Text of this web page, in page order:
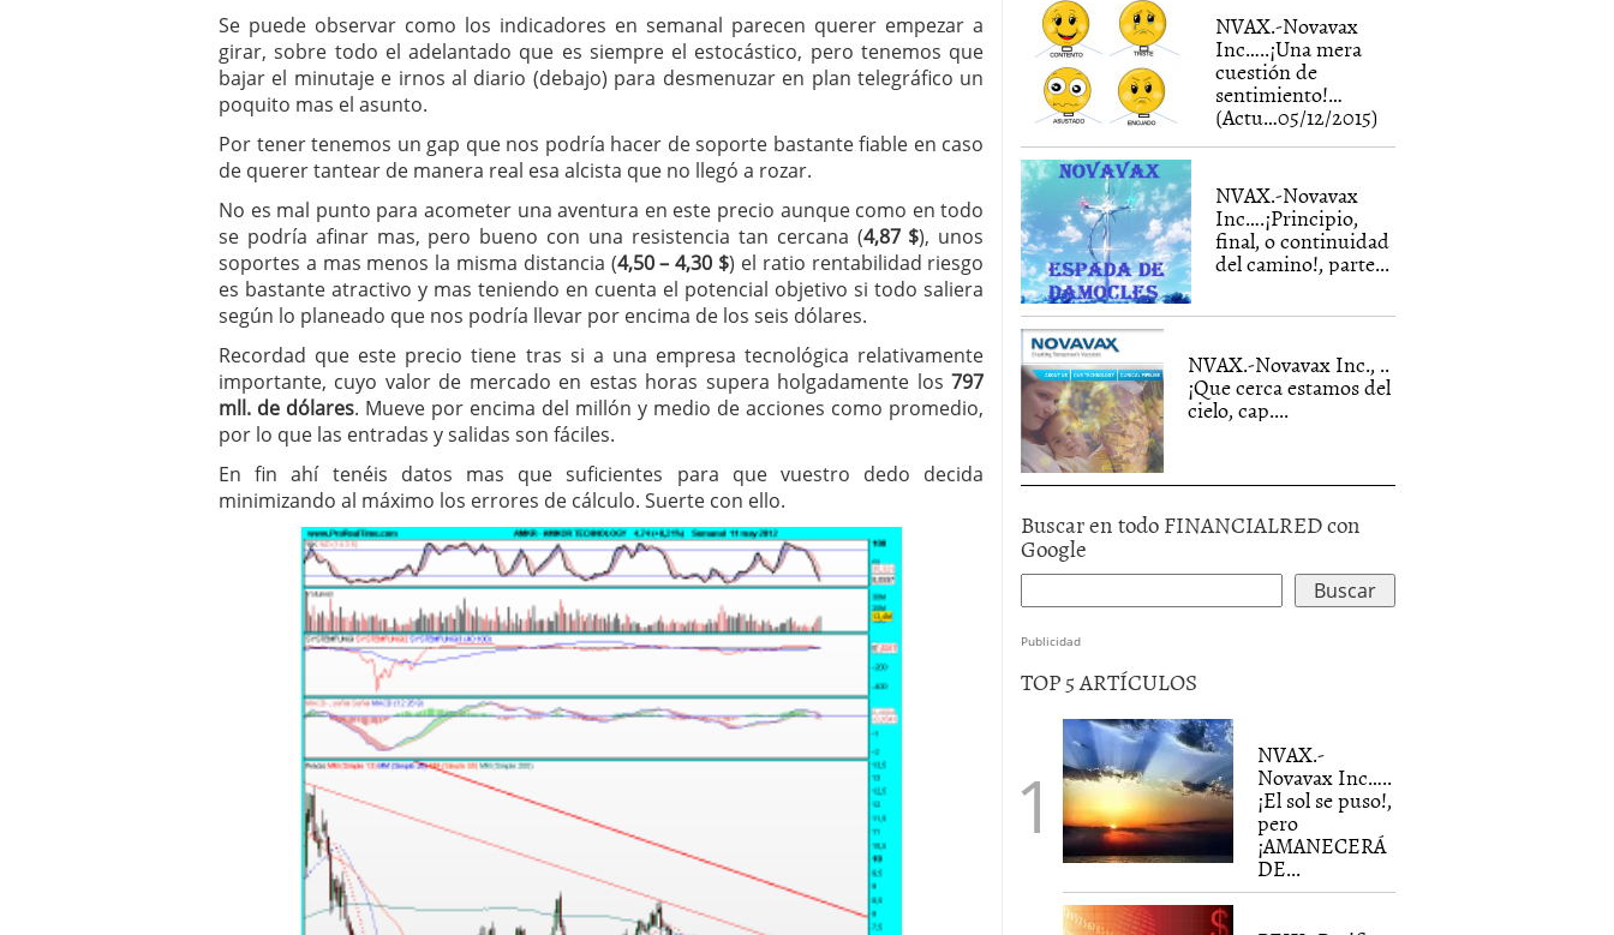
Se puede observar como los indicadores en semanal parecen querer empezar a
girar, sobre todo el adelantado que es siempre el estocástico, pero tenemos que
bajar el minutaje e irnos al diario (debajo) para desmenuzar en plan telegráfico un
poquito mas el asunto.
Por tener tenemos un gap que nos podría hacer de soporte bastante fiable en caso
de querer tantear de manera real esa alcista que no llegó a rozar.
No es mal punto para acometer una aventura en este precio aunque como en todo
se podría afinar mas, pero bueno con una resistencia tan cercana (4,87 $), unos
soportes a mas menos la misma distancia (4,50 – 4,30 $) el ratio rentabilidad riesgo
es bastante atractivo y mas teniendo en cuenta el potencial objetivo si todo saliera
según lo planeado que nos podría llevar por encima de los seis dólares.
Recordad que este precio tiene tras si a una empresa tecnológica relativamente
importante, cuyo valor de mercado en estas horas supera holgadamente los 797
mll. de dólares. Mueve por encima del millón y medio de acciones como promedio,
por lo que las entradas y salidas son fáciles.
En fin ahí tenéis datos mas que suficientes para que vuestro dedo decida
minimizando al máximo los errores de cálculo. Suerte con ello.
NVAX.-Novavax
Inc…..¡Una mera
cuestión de
sentimiento!…
(Actu…05/12/2015)
NVAX.-Novavax
Inc….¡Principio,
final, o continuidad
del camino!, parte...
NVAX.-Novavax Inc., ..
¡Que cerca estamos del
cielo, cap....
Buscar en todo FINANCIALRED con
Google
Publicidad
TOP 5 ARTÍCULOS
NVAX.-
Novavax Inc…..
¡El sol se puso!,
pero
¡AMANECERÁ
DE...